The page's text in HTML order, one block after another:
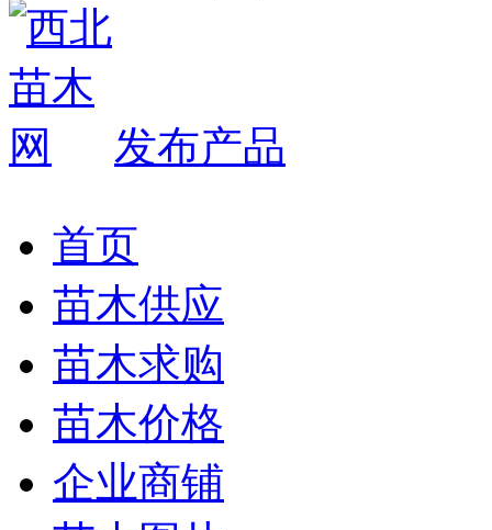
发布产品
首页
苗木供应
苗木求购
苗木价格
企业商铺